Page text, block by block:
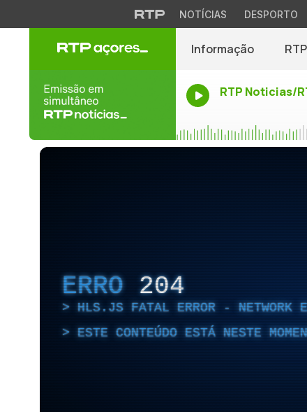
NOTÍCIAS DESPORTO
Informação
RTP Noticias/
ERRO 204
HLS.JS FATAL ERROR - NETWORK
ESTE CONTEÚDO ESTÁ NESTE